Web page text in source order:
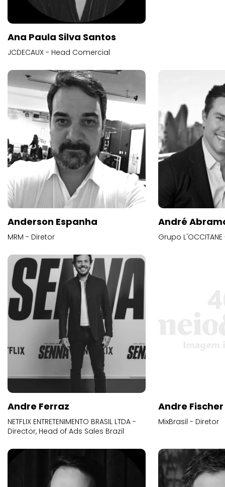
Ana Paula Silva Santos
JCDECAUX - Head Comercial
Anderson Espanha
MRM - Diretor
André
Grupo
Andre Ferraz
NETFLIX ENTRETENIMENTO BRASIL LTDA -
Director, Head of Ads Sales Brazil
Andre Fischer
MixBrasil - Diretor